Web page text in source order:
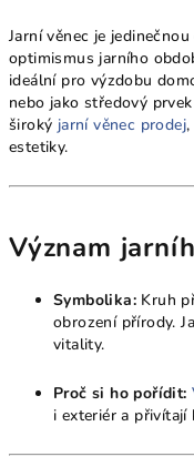
Jarní věnec je
optimismus jarního
ideální pro výzdobu
nebo jako středový
široký jarní věnec prodej
estetiky.
Význam
Symbolika: Kruh
obrození přírody.
vitality.
Proč si ho pořídit:
i exteriér a přivítají